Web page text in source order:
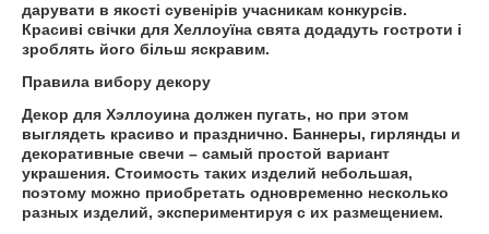
дарувати в якості сувенірів учасникам конкурсів.
Красиві свічки для Хеллоуїна свята додадуть гостроти і
зроблять його більш яскравим.
Правила вибору декору
Декор для Хэллоуина должен пугать, но при этом
выглядеть красиво и празднично. Баннеры, гирлянды и
декоративные свечи – самый простой вариант
украшения. Стоимость таких изделий небольшая,
поэтому можно приобретать одновременно несколько
разных изделий, экспериментируя с их размещением.